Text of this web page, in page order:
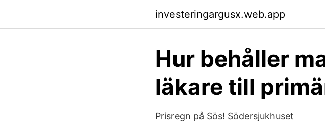
investeringargusx.web.app
Hur behåller
läkare till
Prisregn på Sös! Södersjukhuset